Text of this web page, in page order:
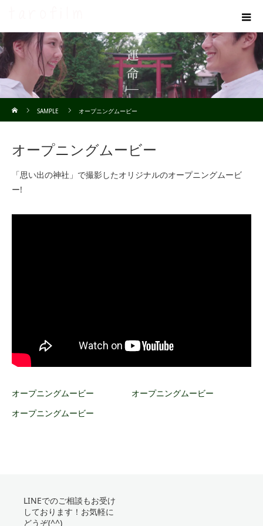
SAMPLE
オープニングムービー
オープニングムービー
「思い出の神社」で撮影したオリジナルのオープニングムービ
ー!
オープニングムービー
オープニングムービー
オープニングムービー
LINEでのご相談もお受け
しております！お気軽に
どうぞ(^^)